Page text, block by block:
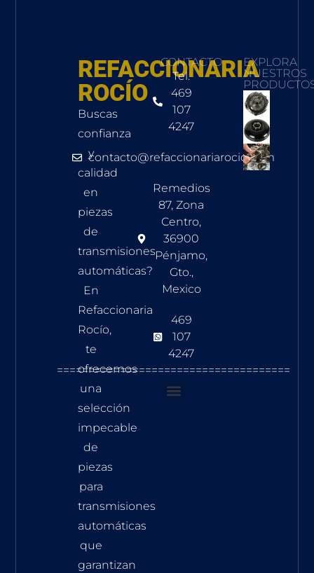
REFACCIONARIA
ROCÍO
Buscas
confianza
y
calidad
en
piezas
de
transmisiones
automáticas?
En
Refaccionaria
Rocío,
te
ofrecemos
una
selección
impecable
de
piezas
para
transmisiones
automáticas
que
garantizan
CONTACTO
Tel.
469
107
4247
contacto@refaccionariarocio.com
Remedios
87, Zona
Centro,
36900
Pénjamo,
Gto.,
Mexico
469
107
4247
=====================================
EXPLORA
NUESTROS